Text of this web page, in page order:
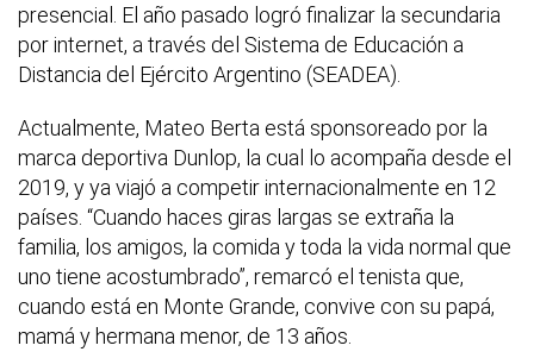
presencial. El año pasado logró finalizar la secundaria
por internet, a través del Sistema de Educación a
Distancia del Ejército Argentino (SEADEA).
Actualmente, Mateo Berta está sponsoreado por la
marca deportiva Dunlop, la cual lo acompaña desde el
2019, y ya viajó a competir internacionalmente en 12
países. “Cuando haces giras largas se extraña la
familia, los amigos, la comida y toda la vida normal que
uno tiene acostumbrado”, remarcó el tenista que,
cuando está en Monte Grande, convive con su papá,
mamá y hermana menor, de 13 años.